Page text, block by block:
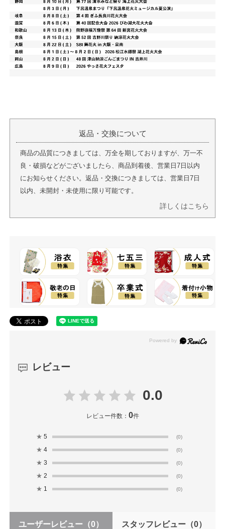
返品・交換について
商品の品質につきましては、万全を期しておりますが、万一不
良・破損などがございましたら、商品到着後、営業日7日以内
にお知らせください。返品・交換につきましては、営業日7日
以内、未開封・未使用に限り可能です。
詳しくはこちら
レビュー
0.0
レビュー件数： 0件
★ 5 (0)
★ 4 (0)
★ 3 (0)
★ 2 (0)
★ 1 (0)
ユーザーレビュー （0） スタッフレビュー（0）